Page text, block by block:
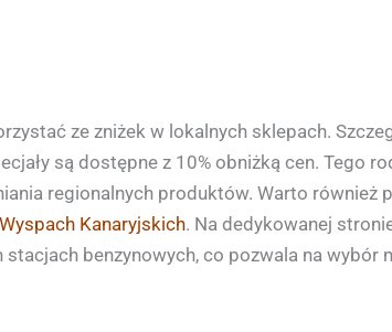
ze zniżek w lokalnych sklepach.
są dostępne z 10% obniżką cen. Tego
regionalnych produktów. Warto również
Kanaryjskich. Na dedykowanej
benzynowych, co pozwala na wybór